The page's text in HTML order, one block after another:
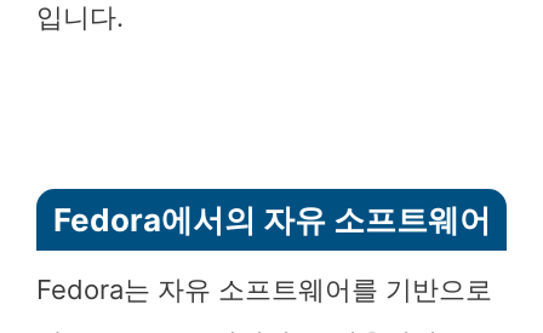
입니다.
Fedora에서의 자유 소프트웨어
Fedora는 자유 소프트웨어를 기반으로